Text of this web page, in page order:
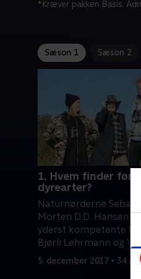
*Kræver pakken Basis.
Sæson 1 Sæson 2
1. Hvem finder
dyrearter?
Naturnørderne
Morten D.D. Hansen
yderst kompetente
Bjørli Lehrmann og
Med fokus på
der i disse dage er
5. december 2017 • 34